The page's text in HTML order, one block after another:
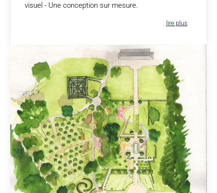
visuel - Une conception sur mesure.
lire plus